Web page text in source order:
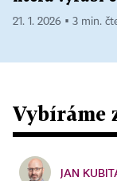
21. 1. 2026 ▪ 3 min.
Vybíráme
JAN